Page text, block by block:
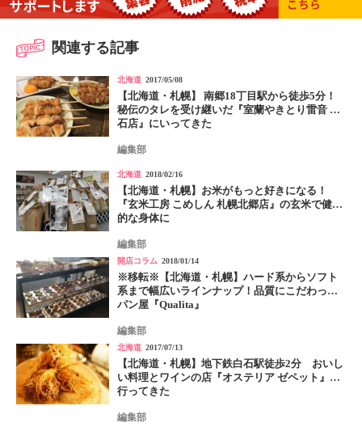
関連する記事
北海道 2017/05/08
【北海道・札幌】 南郷18丁目駅から徒歩5分！
秘伝のタレを受け継いだ『室蘭やきとり雷音 白
石店』にいってきた
編集部
北海道 2018/02/16
【北海道・札幌】お米がもっと好きになる！
『玄米工房 こめしん 札幌北郷店』の玄米で健康
的な身体に
編集部
開店コラム 2018/01/14
※移転※【北海道・札幌】ハード系からソフト
系まで幅広いラインナップ！品質にこだわった
パン屋『Qualita』
編集部
北海道 2017/07/13
【北海道・札幌】地下鉄白石駅徒歩2分 おいし
い料理とワインの店『オステリア ゼペット』に
行ってきた
編集部